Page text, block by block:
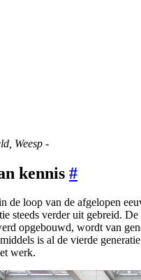
Weesp -
kennis #
de loop van de afgelopen
steeds verder uit gebreid.
opgebouwd, wordt van
is al de vierde
werk.